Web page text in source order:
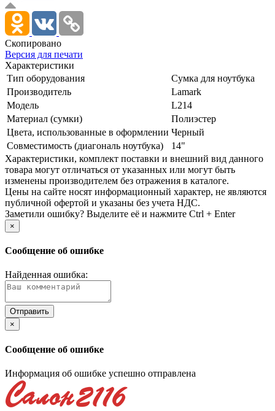
Скопировано
Версия для печати
Характеристики
Тип оборудования
Сумка для ноутбука
Производитель
Lamark
Модель
L214
Материал (сумки)
Полиэстер
Цвета, использованные в оформлении Черный
Совместимость (диагональ ноутбука)
14"
Xарактеристики, комплект поставки и внешний вид данного
товара могут отличаться от указанных или могут быть
изменены производителем без отражения в каталоге.
Цены на сайте носят информационный характер, не являются
публичной офертой и указаны без учета НДС.
Заметили ошибку? Выделите её и нажмите Ctrl + Enter
×
Сообщение об ошибке
Найденная ошибка:
×
Сообщение об ошибке
Информация об ошибке успешно отправлена